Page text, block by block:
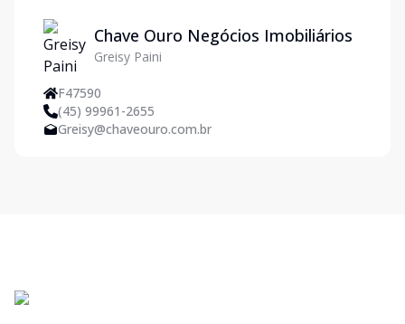
Chave Ouro Negócios Imobiliários
Greisy Paini
F47590
(45) 99961-2655
Greisy@chaveouro.com.br